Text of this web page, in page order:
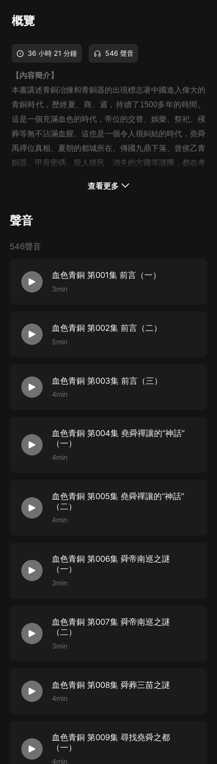
概覽
36 小時 21 分鐘 546 聲音
【內容簡介】
本書講述青銅冶煉和青銅器的出現標志著中國進入偉大的
青銅時代，歷經夏、商、週，持續了1500多年的時間。
這是一個充滿血色的時代，帝位的交替、娛樂、祭祀、殯
葬等無不沾滿血腥。這也是一個令人很糾結的時代，堯舜
禹禪位真相、夏朝的都城所在、傳國九鼎下落、曾侯乙青
銅器、甲骨密碼、殷人移民、消失的方國等謎團，都在考
讀者零距離全面了解那個悠遠的時代。
【作者簡介】
深編輯，期刊主編，書刊職業策劃人。20世紀70年代生
於齊魯大地，受家庭環境影響，癡迷文學與歷史，對歷史
帝國》、《絕版帝國》、《夢回大唐》等數十本各類圖
書，總計數百萬字。
查看更多
聲音
546聲音
血色青銅 第001集 前言（一）
3min
血色青銅 第002集 前言（二）
5min
血色青銅 第003集 前言（三）
4min
血色青銅 第004集 堯舜禪讓的“神話”
（一）
4min
血色青銅 第005集 堯舜禪讓的“神話”
（二）
4min
血色青銅 第006集 舜帝南巡之謎
（一）
3min
血色青銅 第007集 舜帝南巡之謎
（二）
3min
血色青銅 第008集 舜葬三苗之謎
4min
血色青銅 第009集 尋找堯舜之都
（一）
4min